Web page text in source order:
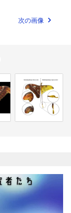
次の画像